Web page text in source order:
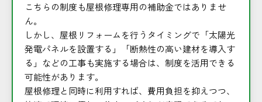
こちらの制度も屋根修理専用の補助金ではありませ
ん。
しかし、屋根リフォームを行うタイミングで「太陽光
発電パネルを設置する」「断熱性の高い建材を導入す
る」などの工事も実施する場合は、制度を活用できる
可能性があります。
屋根修理と同時に利用すれば、費用負担を抑えつつ、